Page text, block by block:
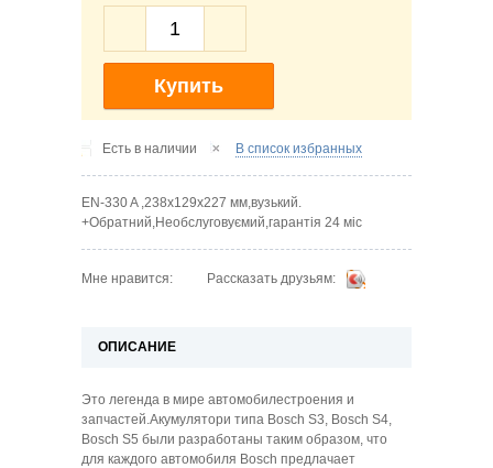
Купить
Есть в наличии В список избранных
EN-330 A ,238x129x227 мм,вузький.
+Обратний,Необслуговуємий,гарантія 24 міс
Мне нравится: Рассказать друзьям:
ОПИСАНИЕ
Это легенда в мире автомобилестроения и
запчастей.Акумулятори типа Bosch S3, Bosch S4,
Bosch S5 были разработаны таким образом, что
для каждого автомобиля Bosch предлачает